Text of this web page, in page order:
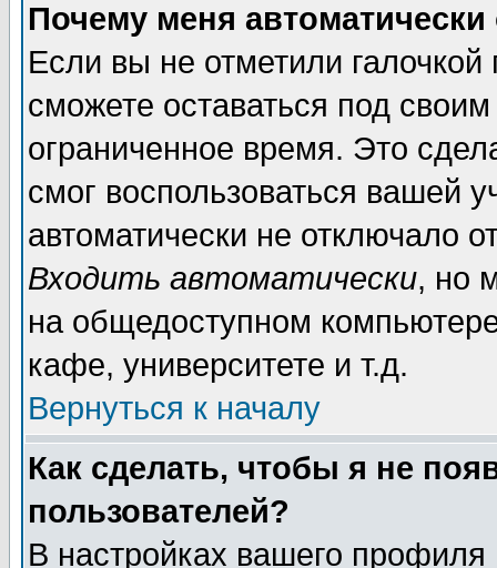
Почему меня автоматически
Если вы не отметили галочкой
сможете оставаться под
ограниченное время. Это
смог воспользоваться вашей
автоматически не отключало
Входить автоматически, но
на общедоступном
кафе, университете и т.д.
Вернуться к началу
Как сделать, чтобы я не
пользователей?
В настройках вашего